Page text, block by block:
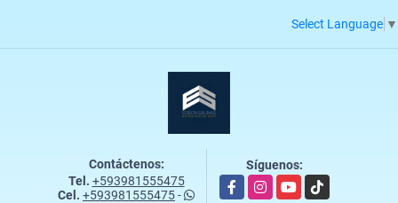
Select Language ▼
Contáctenos:
Tel. +593981555475
Cel. +593981555475-
Síguenos:
FacebookInstagramYouTubeTikTok